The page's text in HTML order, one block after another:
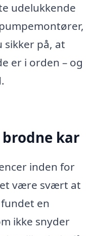
udelukkende
sikker på, at
er i orden – og
kar
inden for
være svært at
en
ikke snyder